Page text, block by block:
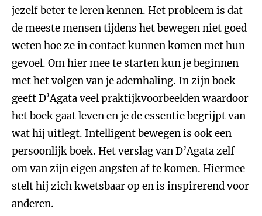
jezelf beter te leren kennen. Het probleem is dat
de meeste mensen tijdens het bewegen niet goed
weten hoe ze in contact kunnen komen met hun
gevoel. Om hier mee te starten kun je beginnen
met het volgen van je ademhaling. In zijn boek
geeft D’Agata veel praktijkvoorbeelden waardoor
het boek gaat leven en je de essentie begrijpt van
wat hij uitlegt. Intelligent bewegen is ook een
persoonlijk boek. Het verslag van D’Agata zelf
om van zijn eigen angsten af te komen. Hiermee
stelt hij zich kwetsbaar op en is inspirerend voor
anderen.